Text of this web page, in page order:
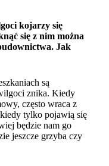
kojarzy się
się z nim można
Jak
są
znika. Kiedy
często wraca z
tylko pojawią się
będzie nam go
jeszcze grzyba czy